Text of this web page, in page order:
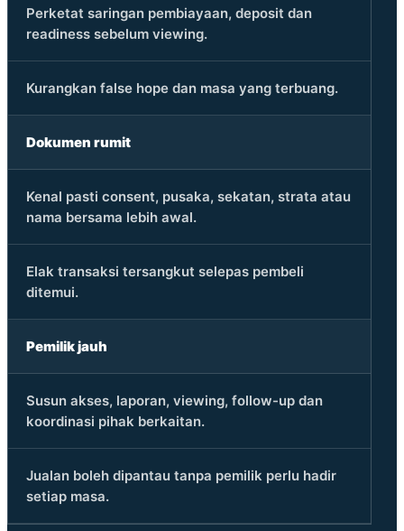
Perketat saringan pembiayaan, deposit dan
readiness sebelum viewing.
Kurangkan false hope dan masa yang terbuang.
Dokumen rumit
Kenal pasti consent, pusaka, sekatan, strata atau
nama bersama lebih awal.
Elak transaksi tersangkut selepas pembeli
ditemui.
Pemilik jauh
Susun akses, laporan, viewing, follow-up dan
koordinasi pihak berkaitan.
Jualan boleh dipantau tanpa pemilik perlu hadir
setiap masa.